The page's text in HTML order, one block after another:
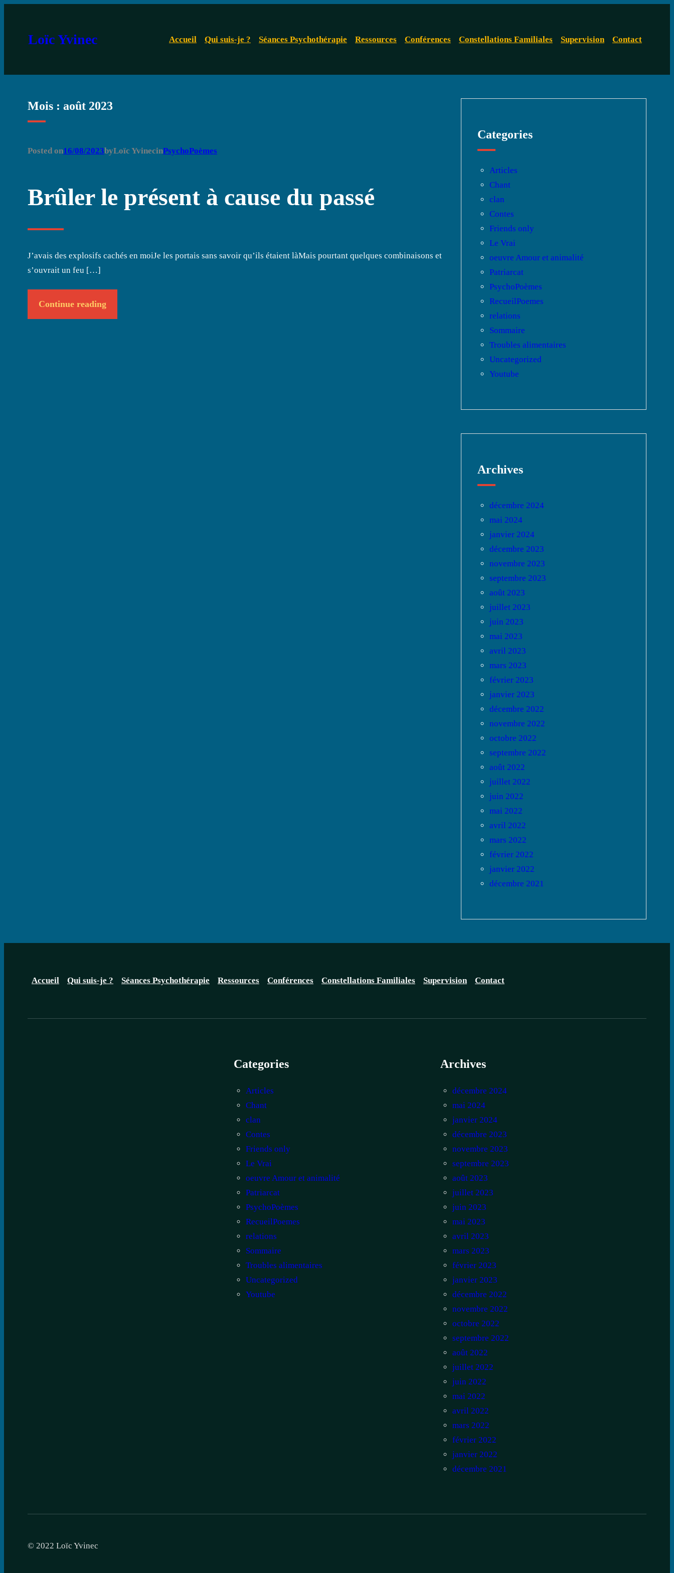
Loïc Yvinec Accueil Qui suis-je ? Séances Psychothérapie Ressources Conférences Constellations Familiales Supervision Contact
Mois :août 2023
Posted on16/08/2023byLoïc YvinecinPsychoPoèmes
Brûler le présent à cause du passé
J’avais des explosifs cachés en moiJe les portais sans savoir qu’ils étaient làMais pourtant quelques combinaisons et
s’ouvrait un feu […]
Continue reading
Categories
Articles
Chant
clan
Contes
Friends only
Le Vrai
oeuvre Amour et animalité
Patriarcat
PsychoPoèmes
RecueilPoemes
relations
Sommaire
Troubles alimentaires
Uncategorized
Youtube
Archives
décembre 2024
mai 2024
janvier 2024
décembre 2023
novembre 2023
septembre 2023
août 2023
juillet 2023
juin 2023
mai 2023
avril 2023
mars 2023
février 2023
janvier 2023
décembre 2022
novembre 2022
octobre 2022
septembre 2022
août 2022
juillet 2022
juin 2022
mai 2022
avril 2022
mars 2022
février 2022
janvier 2022
décembre 2021
Accueil Qui suis-je ? Séances Psychothérapie Ressources Conférences Constellations Familiales Supervision Contact
Categories
Articles
Chant
clan
Contes
Friends only
Le Vrai
oeuvre Amour et animalité
Patriarcat
PsychoPoèmes
RecueilPoemes
relations
Sommaire
Troubles alimentaires
Uncategorized
Youtube
Archives
décembre 2024
mai 2024
janvier 2024
décembre 2023
novembre 2023
septembre 2023
août 2023
juillet 2023
juin 2023
mai 2023
avril 2023
mars 2023
février 2023
janvier 2023
décembre 2022
novembre 2022
octobre 2022
septembre 2022
août 2022
juillet 2022
juin 2022
mai 2022
avril 2022
mars 2022
février 2022
janvier 2022
décembre 2021
© 2022 Loïc Yvinec